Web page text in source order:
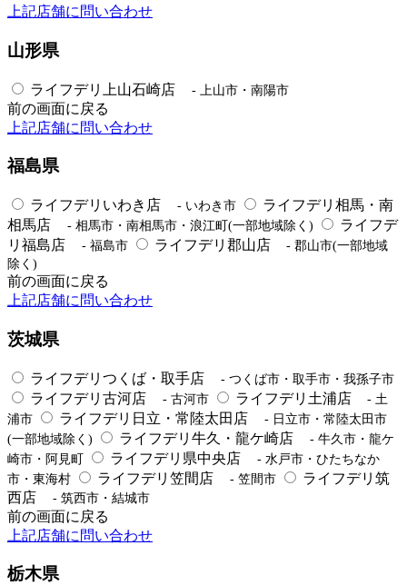
上記店舗に問い合わせ
山形県
ライフデリ上山石崎店 - 上山市・南陽市
前の画面に戻る
上記店舗に問い合わせ
福島県
ライフデリいわき店 - いわき市
ライフデリ相馬・南
相馬店
- 相馬市・南相馬市・浪江町(一部地域除く)
ライフデ
リ福島店
- 福島市 ライフデリ郡山店
- 郡山市(一部地域
除く)
前の画面に戻る
上記店舗に問い合わせ
茨城県
ライフデリつくば・取手店 - つくば市・取手市・我孫子市
ライフデリ古河店 - 古河市 ライフデリ土浦店
- 土
浦市
ライフデリ日立・常陸太田店
- 日立市・常陸太田市
(一部地域除く)
ライフデリ牛久・龍ケ崎店
- 牛久市・龍ケ
崎市・阿見町
ライフデリ県中央店
- 水戸市・ひたちなか
市・東海村
ライフデリ笠間店 - 笠間市
ライフデリ筑
西店
- 筑西市・結城市
前の画面に戻る
上記店舗に問い合わせ
栃木県